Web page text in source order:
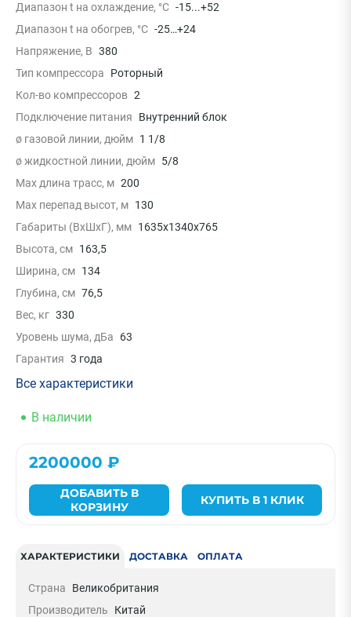
Диапазон t на охлаждение, °С -15...+52
Диапазон t на обогрев, °С -25…+24
Напряжение, В 380
Тип компрессора
Роторный
Кол-во компрессоров 2
Подключение питания
Внутренний блок
ø газовой линии, дюйм 1 1/8
ø жидкостной линии, дюйм 5/8
Max длина трасс, м 200
Max перепад высот, м 130
Габариты (ВхШхГ), мм 1635х1340х765
Высота, см 163,5
Ширина, см 134
Глубина, см 76,5
Вес, кг 330
Уровень шума, дБа
63
Гарантия 3 года
Все характеристики
В наличии
2200000 ₽
ДОБАВИТЬ В
КОРЗИНУ
КУПИТЬ В 1 КЛИК
ХАРАКТЕРИСТИКИ ДОСТАВКА ОПЛАТА
Страна
Великобритания
Производитель
Китай